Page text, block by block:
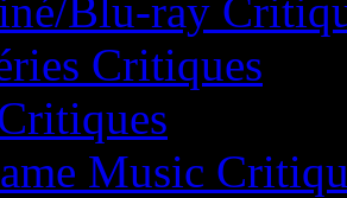
Blu-ray
Critiques
Music